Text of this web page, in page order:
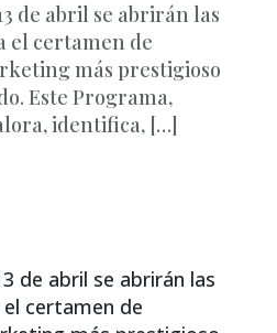
de abril se abrirán las
el certamen de
más prestigioso
Este Programa,
identifica, […]
de abril se abrirán las
certamen de